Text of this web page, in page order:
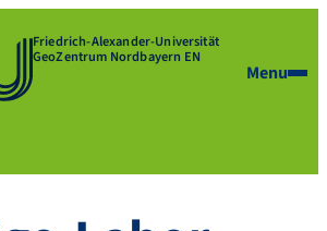
Friedrich-Alexander-Universität
GeoZentrum Nordbayern EN
Menu